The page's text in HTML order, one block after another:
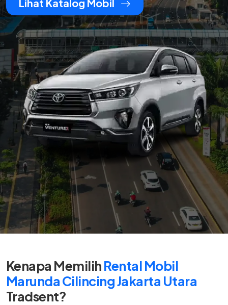
Lihat Katalog Mobil
Kenapa MemilihRental Mobil
Marunda Cilincing Jakarta Utara
Tradsent?